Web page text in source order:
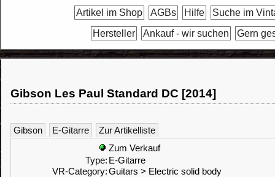
Artikel im Shop AGBs Hilfe
Suche im
Hersteller
Ankauf - wir suchen Gern
Gibson Les Paul Standard DC [2014]
Gibson E-Gitarre
Zur Artikelliste
Zum Verkauf
Type: E-Gitarre
VR-Category:Guitars > Electric solid body